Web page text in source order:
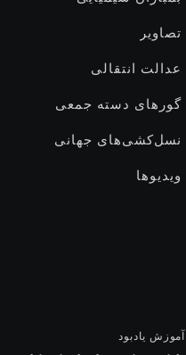
تصاویر
عدالت انتقالى
گورهای دستە جمعی
نسل‌کشی‌های جهانی
ویدیوها
آموزش یادبود